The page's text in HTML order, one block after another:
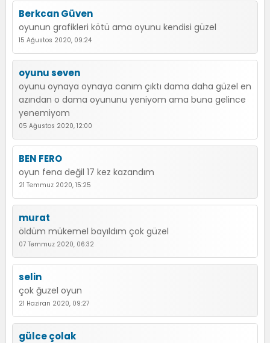
Berkcan Güven
oyunun grafikleri kötü ama oyunu kendisi güzel
15 Ağustos 2020, 09:24
oyunu seven
oyunu oynaya oynaya canım çıktı dama daha güzel en
azından o dama oyununu yeniyom ama buna gelince
yenemiyom
05 Ağustos 2020, 12:00
BEN FERO
oyun fena değil 17 kez kazandım
21 Temmuz 2020, 15:25
murat
öldüm mükemel bayıldım çok güzel
07 Temmuz 2020, 06:32
selin
çok ğuzel oyun
21 Haziran 2020, 09:27
gülce çolak